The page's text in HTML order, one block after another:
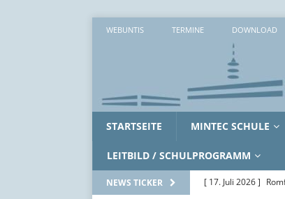
WEBUNTIS TERMINE DOWNLOAD
STARTSEITE MINTEC SCHULE
LEITBILD / SCHULPROGRAMM
NEWS TICKER [ 17. Juli 2026 ]